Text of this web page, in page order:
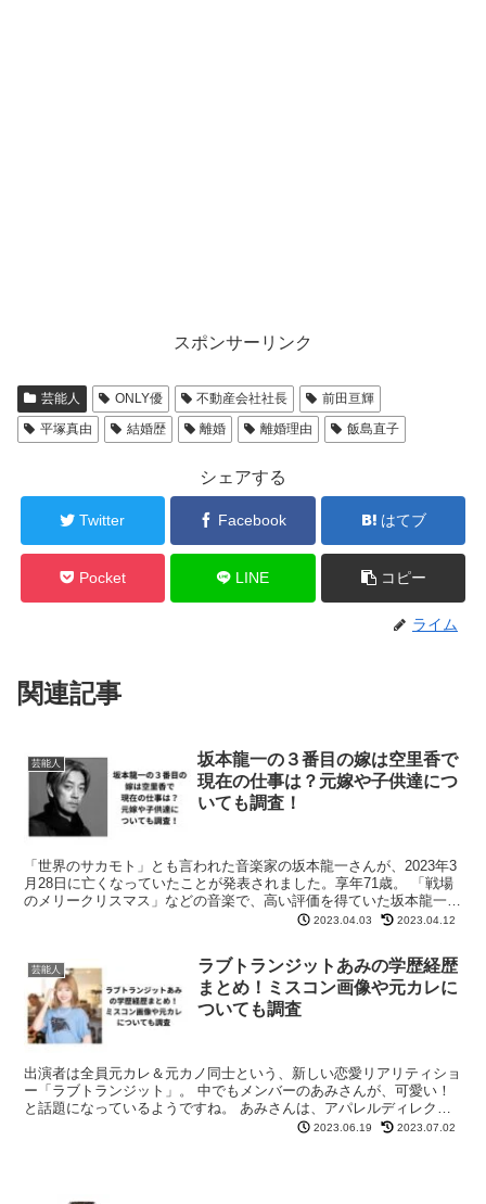
スポンサーリンク
芸能人 ONLY優 不動産会社社長
前田亘輝
平塚真由
結婚歴 離婚 離婚理由 飯島直子
シェアする
Twitter Facebook はてブ
Pocket LINE コピー
ライム
関連記事
芸能人
坂本龍一の３番目の嫁は空里香で
現在の仕事は？元嫁や子供達につ
いても調査！
「世界のサカモト」とも言われた音楽家の坂本龍一さんが、2023年3
月28日に亡くなっていたことが発表されました。享年71歳。 「戦場
のメリークリスマス」などの音楽で、高い評価を得ていた坂本龍一さ
ん。 その才能に惚れ込んだ女性は、何人もいたよ...
2023.04.03 2023.04.12
芸能人
ラブトランジットあみの学歴経歴
まとめ！ミスコン画像や元カレに
ついても調査
出演者は全員元カレ＆元カノ同士という、新しい恋愛リアリティショ
ー「ラブトランジット」。 中でもメンバーのあみさんが、可愛い！
と話題になっているようですね。 あみさんは、アパレルディレクタ
ー・YouTuberとして活動しており、大学時代にミス...
2023.06.19 2023.07.02